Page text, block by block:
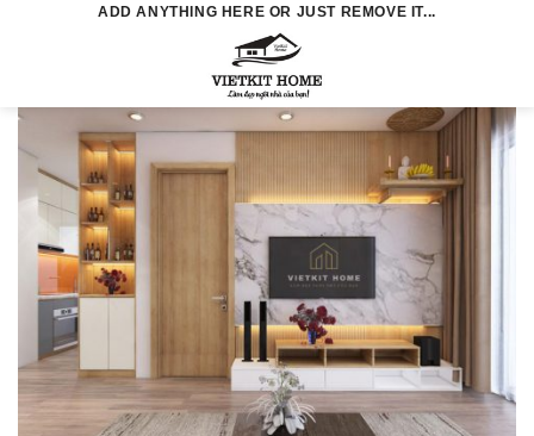
ADD ANYTHING HERE OR JUST REMOVE IT...